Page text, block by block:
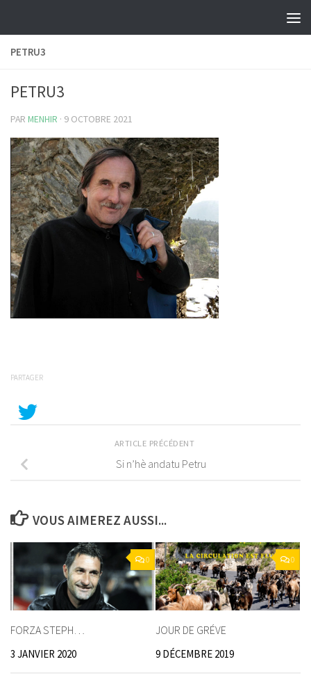
PETRU3
PETRU3
PAR MENHIR · 9 OCTOBRE 2021
PARTAGER
ARTICLE PRÉCÉDENT
Si n’hè andatu Petru
VOUS AIMEREZ AUSSI...
0
FORZA STEPH…
3 JANVIER 2020
0
JOUR DE GRÉVE
9 DÉCEMBRE 2019